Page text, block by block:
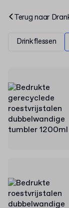
Terug naar
Drinkflessen